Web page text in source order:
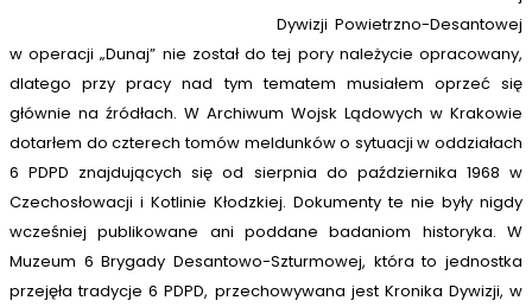
Dywizji Powietrzno-Desantowej
w operacji „Dunaj” nie został do tej pory należycie opracowany,
dlatego przy pracy nad tym tematem musiałem oprzeć się
głównie na źródłach. W Archiwum Wojsk Lądowych w Krakowie
dotarłem do czterech tomów meldunków o sytuacji w oddziałach
6 PDPD znajdujących się od sierpnia do października 1968 w
Czechosłowacji i Kotlinie Kłodzkiej. Dokumenty te nie były nigdy
wcześniej publikowane ani poddane badaniom historyka. W
Muzeum 6 Brygady Desantowo-Szturmowej, która to jednostka
przejęła tradycje 6 PDPD, przechowywana jest Kronika Dywizji, w